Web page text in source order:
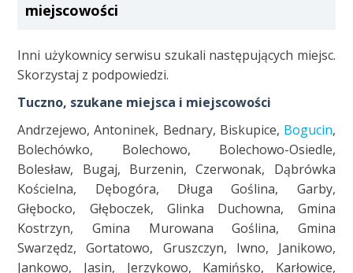
miejscowości
Inni użykownicy serwisu szukali następujących miejsc.
Skorzystaj z podpowiedzi.
Tuczno, szukane miejsca i miejscowości
Andrzejewo, Antoninek, Bednary, Biskupice, Bogucin,
Bolechówko, Bolechowo, Bolechowo-Osiedle,
Bolesław, Bugaj, Burzenin, Czerwonak, Dąbrówka
Kościelna, Dębogóra, Długa Goślina, Garby,
Głębocko, Głęboczek, Glinka Duchowna, Gmina
Kostrzyn, Gmina Murowana Goślina, Gmina
Swarzędz, Gortatowo, Gruszczyn, Iwno, Janikowo,
Jankowo, Jasin, Jerzykowo, Kamińsko, Karłowice,